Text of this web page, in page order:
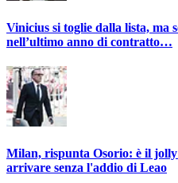
Vinicius si toglie dalla lista, ma
nell’ultimo anno di contratto…
Milan, rispunta Osorio: è il
arrivare senza l'addio di Leao